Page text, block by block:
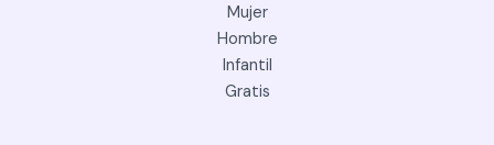
Mujer
Hombre
Infantil
Gratis